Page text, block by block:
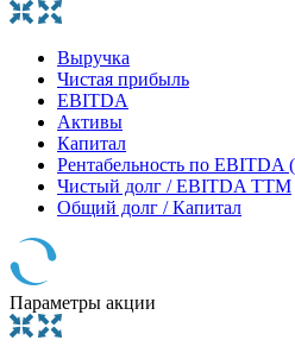
Выручка
Чистая прибыль
EBITDA
Активы
Капитал
Рентабельность по EBITDA
Чистый долг / EBITDA TTM
Общий долг / Капитал
Параметры акции